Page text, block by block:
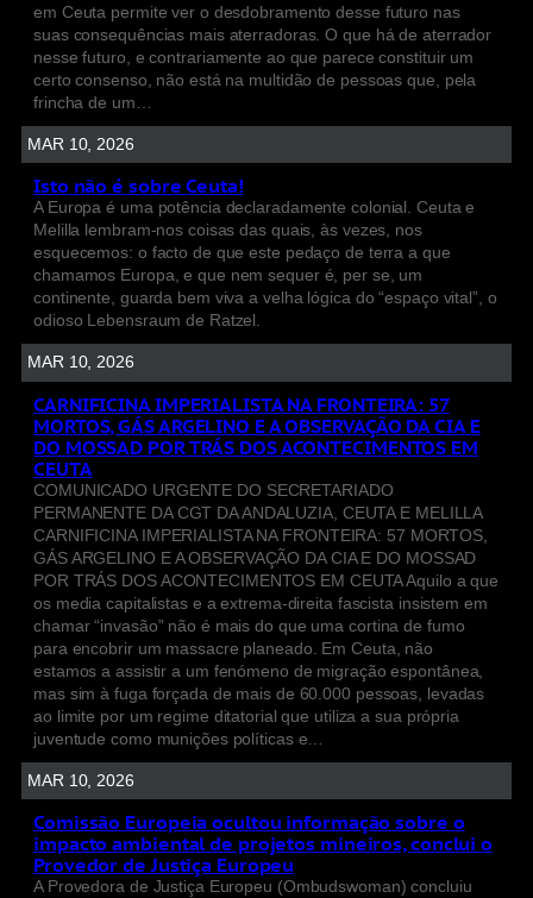
em Ceuta permite ver o desdobramento desse futuro nas
suas consequências mais aterradoras. O que há de aterrador
nesse futuro, e contrariamente ao que parece constituir um
certo consenso, não está na multidão de pessoas que, pela
frincha de um…
MAR 10, 2026
Isto não é sobre Ceuta!
A Europa é uma potência declaradamente colonial. Ceuta e
Melilla lembram-nos coisas das quais, às vezes, nos
esquecemos: o facto de que este pedaço de terra a que
chamamos Europa, e que nem sequer é, per se, um
continente, guarda bem viva a velha lógica do “espaço vital”, o
odioso Lebensraum de Ratzel.
MAR 10, 2026
CARNIFICINA IMPERIALISTA NA FRONTEIRA: 57
MORTOS, GÁS ARGELINO E A OBSERVAÇÃO DA CIA E
DO MOSSAD POR TRÁS DOS ACONTECIMENTOS EM
CEUTA
COMUNICADO URGENTE DO SECRETARIADO
PERMANENTE DA CGT DA ANDALUZIA, CEUTA E MELILLA
CARNIFICINA IMPERIALISTA NA FRONTEIRA: 57 MORTOS,
GÁS ARGELINO E A OBSERVAÇÃO DA CIA E DO MOSSAD
POR TRÁS DOS ACONTECIMENTOS EM CEUTA Aquilo a que
os media capitalistas e a extrema-direita fascista insistem em
chamar “invasão” não é mais do que uma cortina de fumo
para encobrir um massacre planeado. Em Ceuta, não
estamos a assistir a um fenómeno de migração espontânea,
mas sim à fuga forçada de mais de 60.000 pessoas, levadas
ao limite por um regime ditatorial que utiliza a sua própria
juventude como munições políticas e…
MAR 10, 2026
Comissão Europeia ocultou informação sobre o
impacto ambiental de projetos mineiros, conclui o
Provedor de Justiça Europeu
A Provedora de Justiça Europeu (Ombudswoman) concluiu